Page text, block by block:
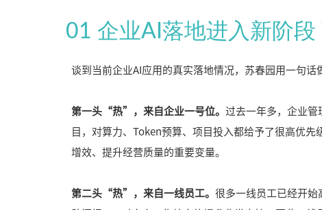
01 企业AI落地进入新阶
谈到当前企业AI应用的真实落地情况，苏春园用一句话
第一头“热”，来自企业一号位。 过去一年多，企业管
目，对算力、Token预算、项目投入都给予了很高优
增效、提升经营质量的重要变量。
第二头“热”，来自一线员工。 很多一线员工已经开始